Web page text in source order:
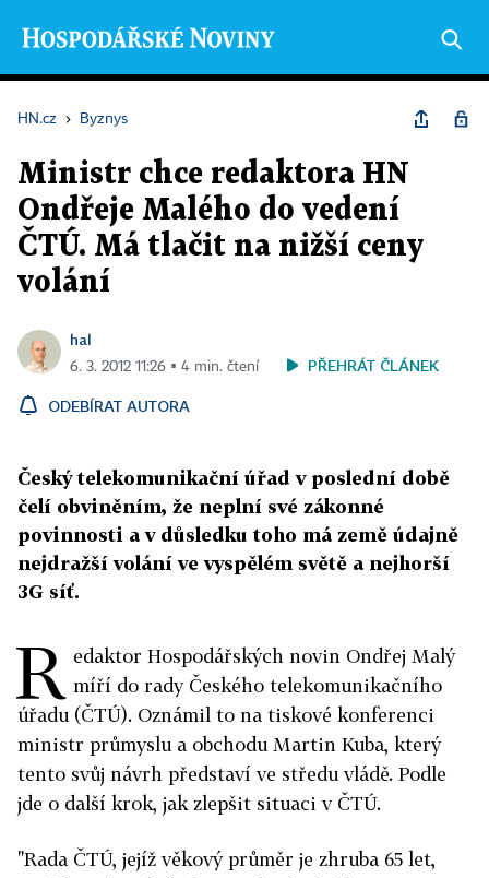
HN.cz › Byznys
Ministr chce redaktora HN
Ondřeje Malého do vedení
ČTÚ. Má tlačit na nižší ceny
volání
hal
6. 3. 2012 11:26 ▪ 4 min. čtení PŘEHRÁT ČLÁNEK
ODEBÍRAT AUTORA
Český telekomunikační úřad v poslední době
čelí obviněním, že neplní své zákonné
povinnosti a v důsledku toho má země údajně
nejdražší volání ve vyspělém světě a nejhorší
3G síť.
R edaktor Hospodářských novin Ondřej Malý
míří do rady Českého telekomunikačního
úřadu (ČTÚ). Oznámil to na tiskové konferenci
ministr průmyslu a obchodu Martin Kuba, který
tento svůj návrh představí ve středu vládě. Podle
jde o další krok, jak zlepšit situaci v ČTÚ.
"Rada ČTÚ, jejíž věkový průměr je zhruba 65 let,